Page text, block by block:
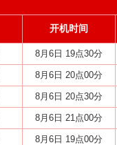
开机时间
8月6日 19点30分
8月6日 20点00分
8月6日 20点30分
8月6日 21点00分
8月6日 19点00分